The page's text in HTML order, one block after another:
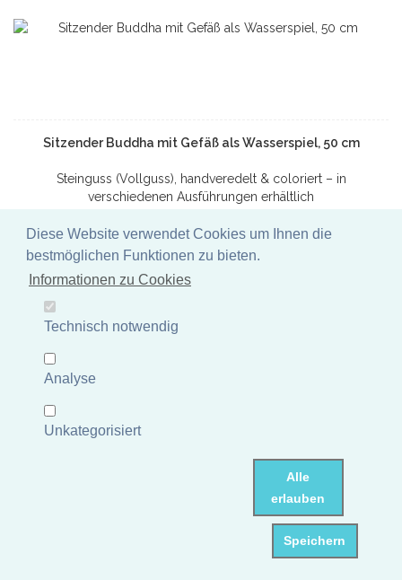
Sitzender Buddha mit Gefäß als Wasserspiel, 50 cm
Steinguss (Vollguss), handveredelt & coloriert – in
verschiedenen Ausführungen erhältlich
Maße: ca.37x24x51 cm
UVP 141,49 €
Mehr Informationen
Lagerbestand Deutschland: 1 Stück
Lager - schnell bestellen!
Diese Website verwendet Cookies um Ihnen die
bestmöglichen Funktionen zu bieten.
Informationen zu Cookies
Technisch notwendig
Analyse
Unkategorisiert
Alle
erlauben
Speichern